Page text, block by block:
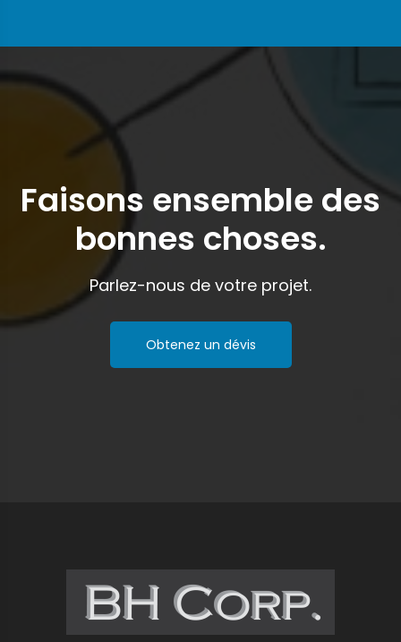
Faisons ensemble des
bonnes choses.
Parlez-nous de votre projet.
Obtenez un dévis